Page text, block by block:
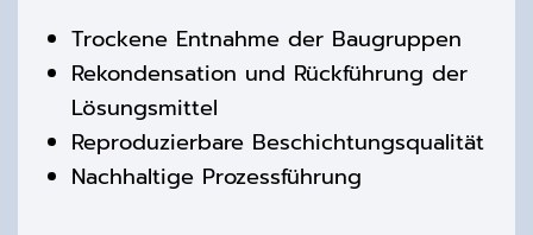
Trockene Entnahme der Baugruppen
Rekondensation und Rückführung der
Lösungsmittel
Reproduzierbare Beschichtungsqualität
Nachhaltige Prozessführung